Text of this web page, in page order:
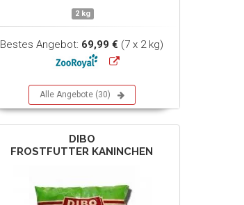
2 kg
Bestes Angebot: 69,99 € (7 x 2 kg)
Alle Angebote (30)
DIBO
FROSTFUTTER KANINCHEN